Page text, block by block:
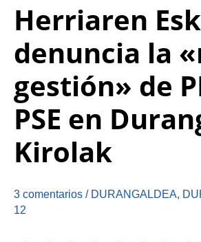
Herriaren
denuncia la
gestión» de
PSE en
Kirolak
3 comentarios / DURANGALDEA,
12